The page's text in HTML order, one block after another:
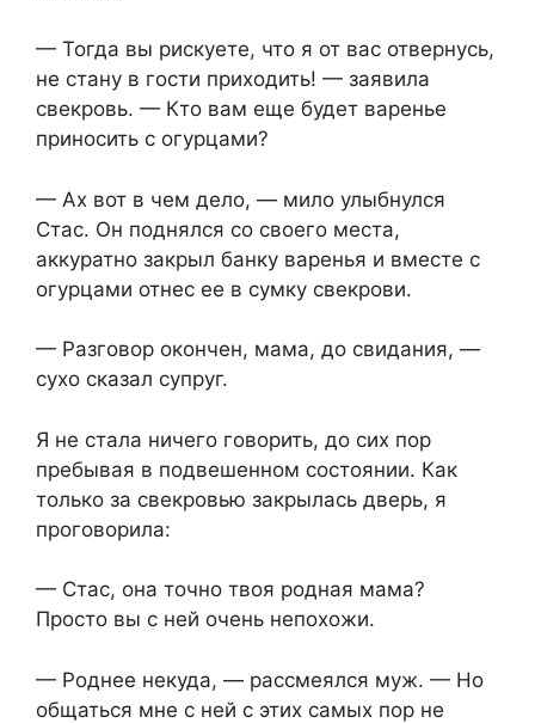
— Тогда вы рискуете, что я от вас отвернусь,
не стану в гости приходить! — заявила
свекровь. — Кто вам еще будет варенье
приносить с огурцами?
— Ах вот в чем дело, — мило улыбнулся
Стас. Он поднялся со своего места,
аккуратно закрыл банку варенья и вместе с
огурцами отнес ее в сумку свекрови.
— Разговор окончен, мама, до свидания, —
сухо сказал супруг.
Я не стала ничего говорить, до сих пор
пребывая в подвешенном состоянии. Как
только за свекровью закрылась дверь, я
проговорила:
— Стас, она точно твоя родная мама?
Просто вы с ней очень непохожи.
— Роднее некуда, — рассмеялся муж. — Но
общаться мне с ней с этих самых пор не